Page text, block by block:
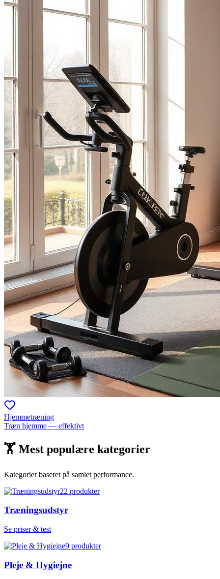
Hjemmetræning
Træn hjemme — effektivt
🏋 Mest populære kategorier
Kategorier baseret på samlet performance.
22 produkter
Træningsudstyr
Se priser & test
9 produkter
Pleje & Hygiejne